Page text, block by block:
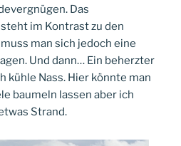
Das
im Kontrast zu den
man sich jedoch eine
Und dann… Ein beherzter
kühle Nass. Hier könnte man
baumeln lassen aber ich
Strand.